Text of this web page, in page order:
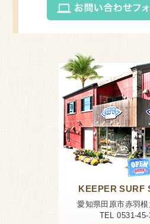
KEEPER SURF
愛知県田原市赤羽
TEL 0531-45-